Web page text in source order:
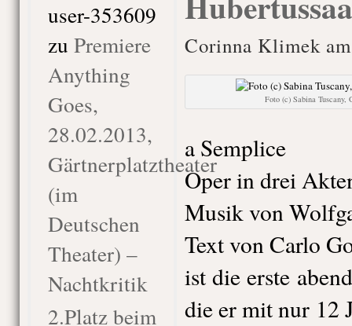
user-353609
zu Premiere
Anything
Goes,
28.02.2013,
Gärtnerplatztheater
(im
Deutschen
Theater) –
Nachtkritik
2.Platz beim
Corinna Klimek
Foto (c) Sabina
a Semplice
Oper in drei
Musik von
Text von Carlo
ist die erste
die er mit nur 12